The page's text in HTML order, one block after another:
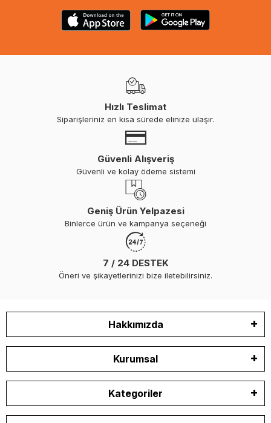
Hızlı Teslimat
Siparişleriniz en kısa sürede elinize ulaşır.
Güvenli Alışveriş
Güvenli ve kolay ödeme sistemi
Geniş Ürün Yelpazesi
Binlerce ürün ve kampanya seçeneği
7 / 24 DESTEK
Öneri ve şikayetlerinizi bize iletebilirsiniz.
Hakkımızda
Kurumsal
Kategoriler